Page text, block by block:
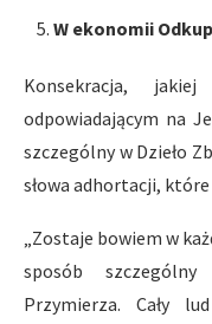
W ekonomii
Konsekracja,
odpowiadającym na
szczególny w Dzieło
słowa adhortacji,
„Zostaje bowiem w
sposób
Przymierza. Cały